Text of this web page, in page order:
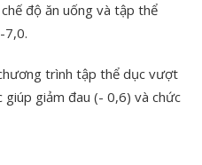
độ ăn uống và tập thể
7,0.
trình tập thể dục vượt
giảm đau (- 0,6) và chức